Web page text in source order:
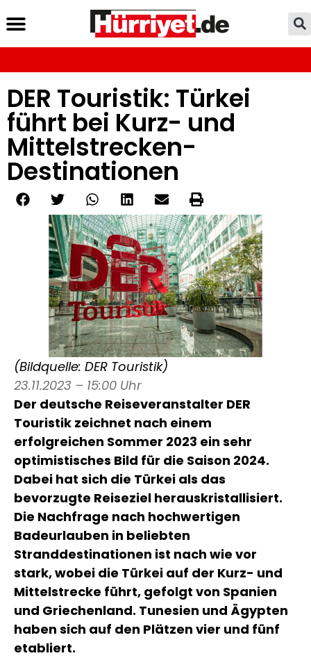
DER Touristik: Türkei
führt bei Kurz- und
Mittelstrecken-
Destinationen
(Bildquelle: DER Touristik)
23.11.2023 – 15:00 Uhr
Der deutsche Reiseveranstalter DER
Touristik zeichnet nach einem
erfolgreichen Sommer 2023 ein sehr
optimistisches Bild für die Saison 2024.
Dabei hat sich die Türkei als das
bevorzugte Reiseziel herauskristallisiert.
Die Nachfrage nach hochwertigen
Badeurlauben in beliebten
Stranddestinationen ist nach wie vor
stark, wobei die Türkei auf der Kurz- und
Mittelstrecke führt, gefolgt von Spanien
und Griechenland. Tunesien und Ägypten
haben sich auf den Plätzen vier und fünf
etabliert.